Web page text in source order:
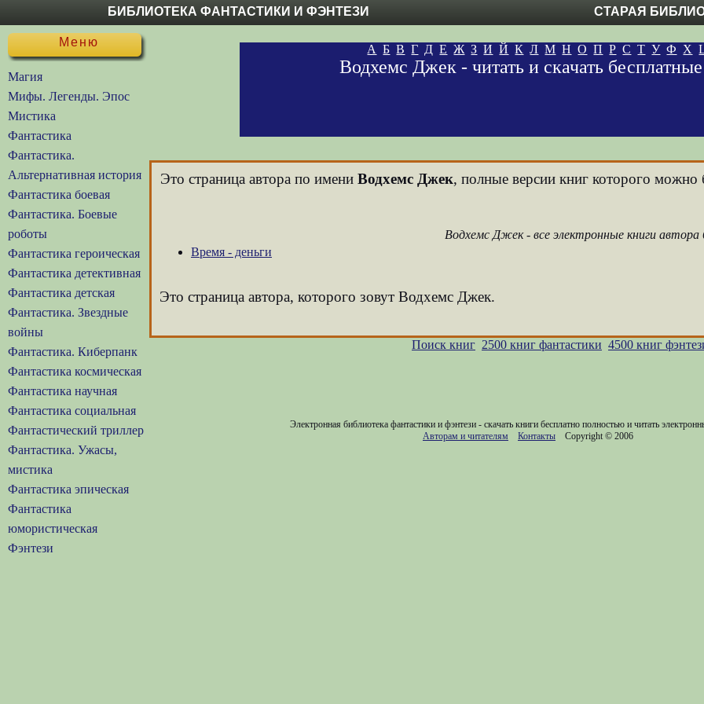
БИБЛИОТЕКА ФАНТАСТИКИ И ФЭНТЕЗИ СТАРАЯ
Меню
Магия
Мифы. Легенды. Эпос
Мистика
Фантастика
Фантастика.
Альтернативная история
Фантастика боевая
Фантастика. Боевые
роботы
Фантастика героическая
Фантастика детективная
Фантастика детская
Фантастика. Звездные
войны
Фантастика. Киберпанк
Фантастика космическая
Фантастика научная
Фантастика социальная
Фантастический триллер
Фантастика. Ужасы,
мистика
Фантастика эпическая
Фантастика
юмористическая
Фэнтези
А Б В Г Д Е Ж З И Й К Л М Н О П Р С Т У Ф Х
Водхемс Джек - читать и скачать
Это страница автора по имени Водхемс Джек, полные версии книг которого можно
Водхемс Джек - все электронные книги автора
Время - деньги
Это страница автора, которого зовут Водхемс Джек.
Поиск книг 2500 книг фантастики 4500 книг
Электронная библиотека фантастики и фэнтези - скачать книги бесплатно полностью и читать
Авторам и читателям
Контакты Copyright © 2006